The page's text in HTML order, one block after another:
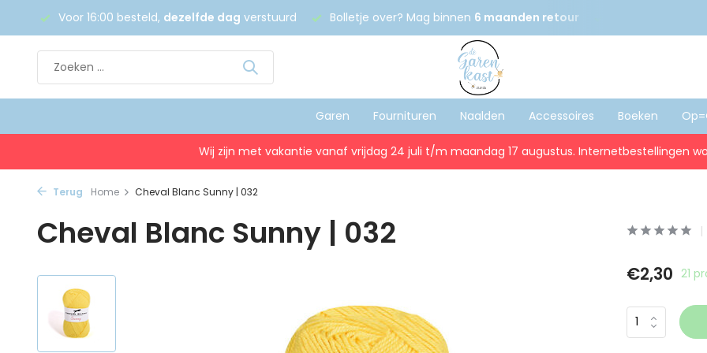
Voor 16:00 besteld, dezelfde dag verstuurd Bolletje over? Mag binnen 6 maanden retour
Garen Fournituren Naalden Accessoires Boeken
Wij zijn met vakantie vanaf vrijdag 24 juli t/m maandag 17 augustus. Internetbestellingen
Terug Home Cheval Blanc Sunny | 032
Cheval Blanc Sunny | 032
€2,30 21